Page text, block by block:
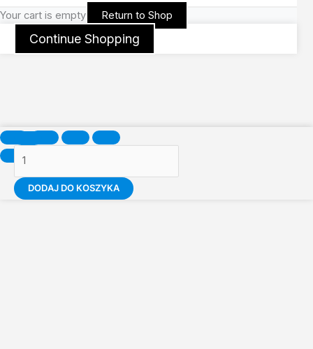
Your cart is empty Return to Shop
Continue Shopping
ilość
Hottest
Fashionable
Clothing
DODAJ DO KOSZYKA